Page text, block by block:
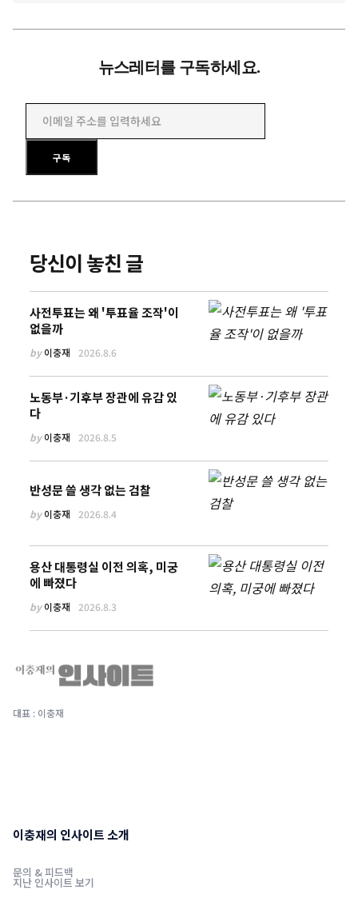
뉴스레터를 구독하세요.
이메일 주소를 입력하세요
구독
당신이 놓친 글
사전투표는 왜 '투표율 조작'이
없을까
by이충재 2026.8.6
노동부·기후부 장관에 유감 있
다
by이충재 2026.8.5
반성문 쓸 생각 없는 검찰
by이충재 2026.8.4
용산 대통령실 이전 의혹, 미궁
에 빠졌다
by이충재 2026.8.3
대표 : 이충재
이충재의 인사이트 소개
문의 & 피드백
지난 인사이트 보기